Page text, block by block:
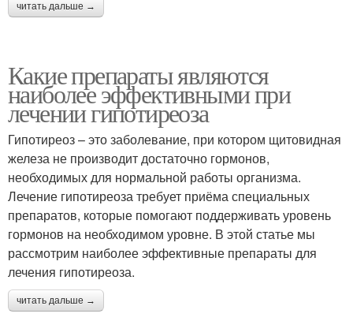
читать дальше →
Какие препараты являются
наиболее эффективными при
лечении гипотиреоза
Гипотиреоз – это заболевание, при котором щитовидная
железа не производит достаточно гормонов,
необходимых для нормальной работы организма.
Лечение гипотиреоза требует приёма специальных
препаратов, которые помогают поддерживать уровень
гормонов на необходимом уровне. В этой статье мы
рассмотрим наиболее эффективные препараты для
лечения гипотиреоза.
читать дальше →